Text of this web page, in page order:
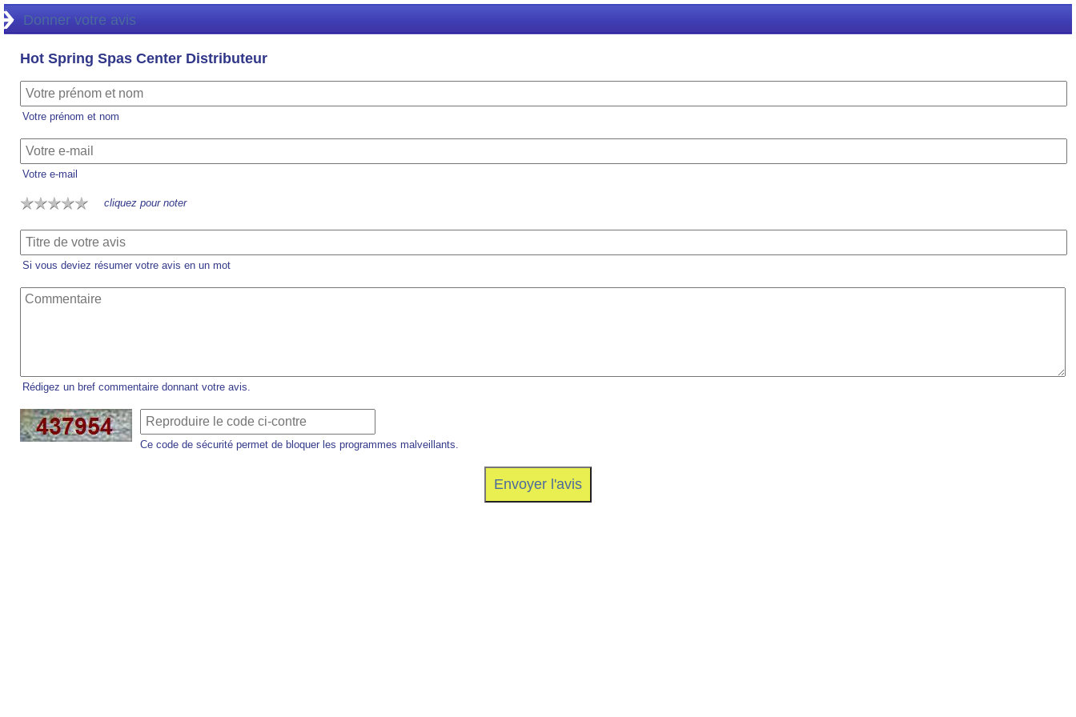
Donner votre avis
Hot Spring Spas Center Distributeur
Votre prénom et nom
Votre e-mail
cliquez pour noter
Si vous deviez résumer votre avis en un mot
Rédigez un bref commentaire donnant votre avis.
Ce code de sécurité permet de bloquer les programmes malveillants.